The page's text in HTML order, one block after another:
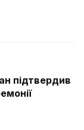
підтвердив